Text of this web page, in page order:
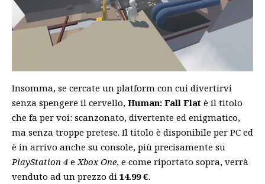
Insomma, se cercate un platform con cui divertirvi
senza spengere il cervello, Human: Fall Flat è il titolo
che fa per voi: scanzonato, divertente ed enigmatico,
ma senza troppe pretese. Il titolo è disponibile per PC ed
è in arrivo anche su console, più precisamente su
PlayStation 4 eXbox One, e come riportato sopra, verrà
venduto ad un prezzo di 14.99 €.